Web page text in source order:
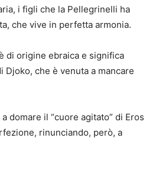
i figli che la Pellegrinelli ha
che vive in perfetta armonia.
di origine ebraica e significa
Djoko, che è venuta a mancare
domare il “cuore agitato” di Eros
rinunciando, però, a